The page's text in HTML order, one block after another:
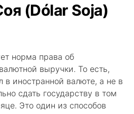
(Dólar Soja)
норма права об
выручки. То есть,
в иностранной валюте, а не в
сдать государству в том
Это один из способов